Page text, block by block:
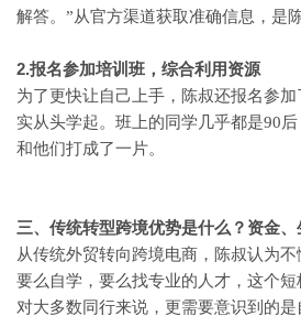
解答。”从官方渠道获取准确信息，是
2.报名参加培训班，综合利用资源
为了更快让自己上手，陈叔还报名参
实从头学起。班上的同学几乎都是90
和他们打成了一片。
三、传统转型跨境优势是什么？资金
从传统外贸转向跨境电商，陈叔认为不
要么自学，要么找专业的人才，这个
对大多数同行来说，更需要意识到的